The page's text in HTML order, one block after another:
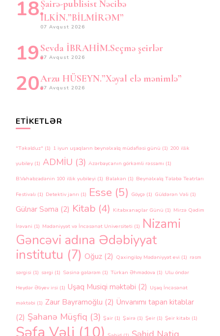
Şairə-publisist Nəcibə
İLKİN.”BİLMİRƏM”
07 Avqust 2026
Sevda İBRAHİM.Seçmə şeirlər
07 Avqust 2026
Arzu HÜSEYN.”Xəyal elə mənimlə”
07 Avqust 2026
ETIKETLƏR
"Təkəlduz" (1) 1 iyun uşaqların beynəlxalq müdafiəsi günü (1) 200 illik
yubiley (1) ADMİU (3) Azərbaycanın görkəmli rəssamı (1)
B.Vahabzadənin 100 illik yubileyi (1) Balakən (1) Beynəlxalq Tələbə Teatrları
Festivalı (1) Detektiv janrı (1) Esse (5) Göyçə (1) Güldərən Vəli (1)
Gülnar Səma (2) Kitab (4) Kitabxanaçılar Günü (1) Mirzə Qədim
İrəvani (1) Mədəniyyət və İncəsənət Universiteti (1) Nizami
Gəncəvi adına Ədəbiyyat
institutu (7) Oğuz (2) Qaxingiloy Mədəniyyət evi (1) rəsm
sərgisi (1) sərgi (1) Səsinə gələrəm (1) Türkan Əhmədova (1) Ulu öndər
Heydər Əliyev irsi (1) Uşaq Musiqi məktəbi (2) Uşaq İncəsənət
məktəbi (1) Zaur Bayramoğlu (2) Ünvanımı tapan kitablar
(2) Şahanə Müşfiq (3) Şair (1) Şairə (1) Şeir (1) Şeir kitabı (1)
Şəfa Vəli (10)